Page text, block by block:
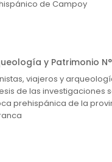
de Campoy
y Patrimonio
viajeros y
de las investigaciones
prehispánica de la